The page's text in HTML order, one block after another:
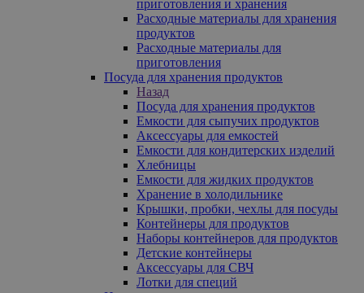
приготовления и хранения
Расходные материалы для хранения
продуктов
Расходные материалы для
приготовления
Посуда для хранения продуктов
Назад
Посуда для хранения продуктов
Емкости для сыпучих продуктов
Аксессуары для емкостей
Емкости для кондитерских изделий
Хлебницы
Емкости для жидких продуктов
Хранение в холодильнике
Крышки, пробки, чехлы для посуды
Контейнеры для продуктов
Наборы контейнеров для продуктов
Детские контейнеры
Аксессуары для СВЧ
Лотки для специй